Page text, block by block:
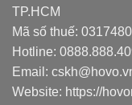
TP.HCM
Mã số thuế:
Hotline:
Email:
Website: https://